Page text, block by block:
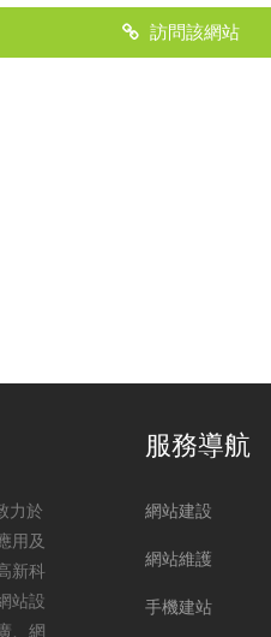
訪問該網站
力於
用及
新科
站設
、網
服務導航
網站建設
網站維護
手機建站